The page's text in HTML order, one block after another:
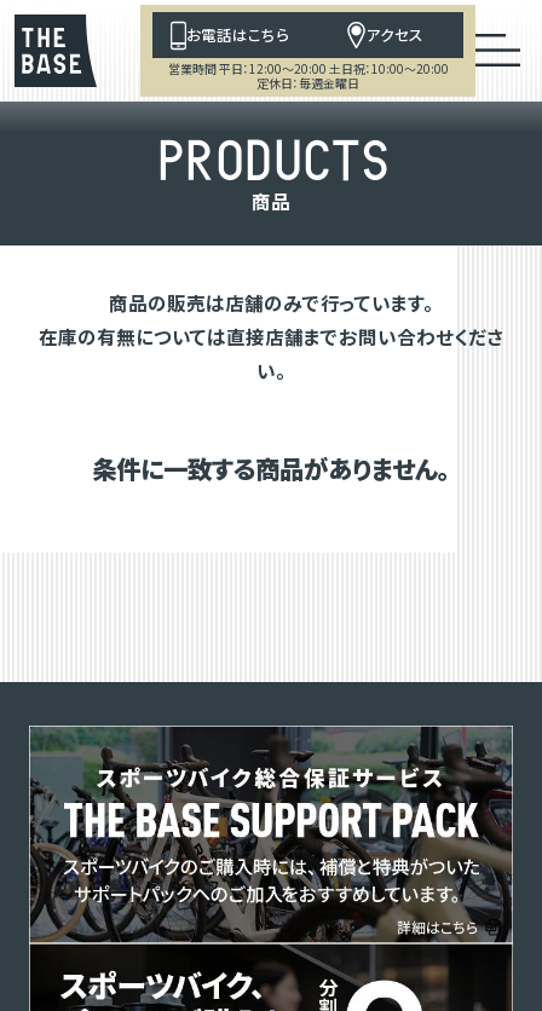
お電話はこちら アクセス
営業時間 平日：12:00～20:00 土日祝：10:00～20:00
定休日：毎週金曜日
PRODUCTS
商品
商品の販売は店舗のみで行っています。
在庫の有無については直接店舗までお問い合わせくださ
い。
条件に一致する商品がありません。